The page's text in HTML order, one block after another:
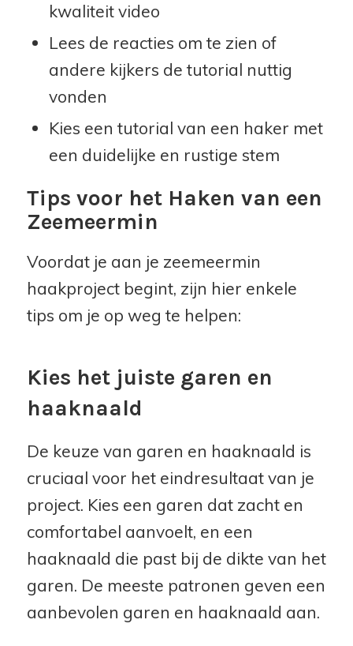
kwaliteit video
Lees de reacties om te zien of
andere kijkers de tutorial nuttig
vonden
Kies een tutorial van een haker met
een duidelijke en rustige stem
Tips voor het Haken van een
Zeemeermin
Voordat je aan je zeemeermin
haakproject begint, zijn hier enkele
tips om je op weg te helpen:
Kies het juiste garen en
haaknaald
De keuze van garen en haaknaald is
cruciaal voor het eindresultaat van je
project. Kies een garen dat zacht en
comfortabel aanvoelt, en een
haaknaald die past bij de dikte van het
garen. De meeste patronen geven een
aanbevolen garen en haaknaald aan.